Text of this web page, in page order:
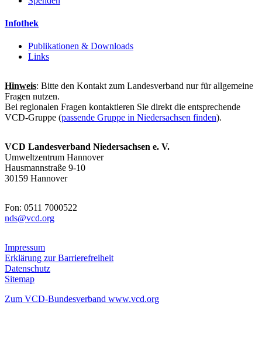
Infothek
Publikationen & Downloads
Links
Hinweis: Bitte den Kontakt zum Landesverband nur für allgemeine
Fragen nutzen.
Bei regionalen Fragen kontaktieren Sie direkt die entsprechende
VCD-Gruppe (passende Gruppe in Niedersachsen finden).
VCD Landesverband Niedersachsen e. V.
Umweltzentrum Hannover
Hausmannstraße 9-10
30159 Hannover
Fon: 0511 7000522
nds@vcd.org
Impressum
Erklärung zur Barrierefreiheit
Datenschutz
Sitemap
Zum VCD-Bundesverband www.vcd.org